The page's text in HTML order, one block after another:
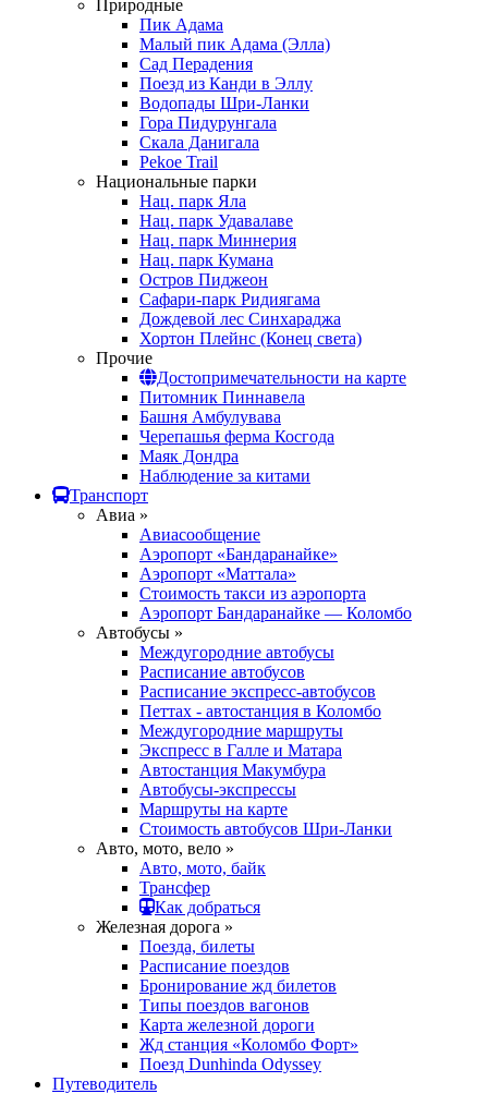
Природные
Пик Адама
Малый пик Адама (Элла)
Сад Перадения
Поезд из Канди в Эллу
Водопады Шри-Ланки
Гора Пидурунгала
Скала Данигала
Pekoe Trail
Национальные парки
Нац. парк Яла
Нац. парк Удавалаве
Нац. парк Миннерия
Нац. парк Кумана
Остров Пиджеон
Сафари-парк Ридиягама
Дождевой лес Синхараджа
Хортон Плейнс (Конец света)
Прочие
Достопримечательности на карте
Питомник Пиннавела
Башня Амбулувава
Черепашья ферма Косгода
Маяк Дондра
Наблюдение за китами
Транспорт
Авиа »
Авиасообщение
Аэропорт «Бандаранайке»
Аэропорт «Маттала»
Стоимость такси из аэропорта
Аэропорт Бандаранайке — Коломбо
Автобусы »
Междугородние автобусы
Расписание автобусов
Расписание экспресс-автобусов
Петтах - автостанция в Коломбо
Междугородние маршруты
Экспресс в Галле и Матара
Автостанция Макумбура
Автобусы-экспрессы
Маршруты на карте
Стоимость автобусов Шри-Ланки
Авто, мото, вело »
Авто, мото, байк
Трансфер
Как добраться
Железная дорога »
Поезда, билеты
Расписание поездов
Бронирование жд билетов
Типы поездов вагонов
Карта железной дороги
Жд станция «Коломбо Форт»
Поезд Dunhinda Odyssey
Путеводитель